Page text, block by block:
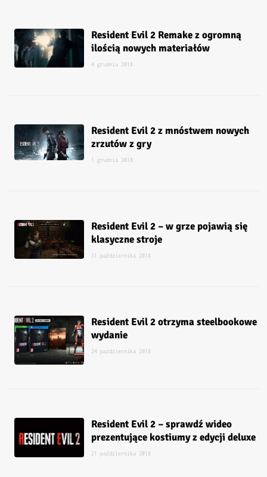
Resident Evil 2 Remake z ogromną
ilością nowych materiałów
4 grudnia 2018
Resident Evil 2 z mnóstwem nowych
zrzutów z gry
1 grudnia 2018
Resident Evil 2 – w grze pojawią się
klasyczne stroje
31 października 2018
Resident Evil 2 otrzyma steelbookowe
wydanie
24 października 2018
Resident Evil 2 – sprawdź wideo
prezentujące kostiumy z edycji deluxe
21 października 2018